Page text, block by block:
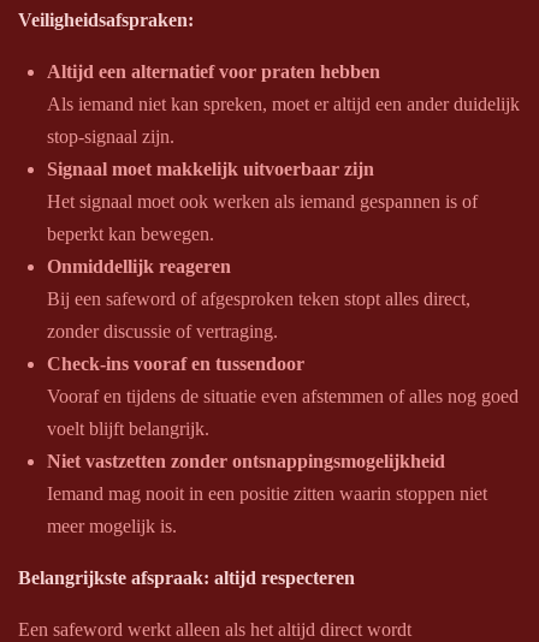
Veiligheidsafspraken:
Altijd een alternatief voor praten hebben
Als iemand niet kan spreken, moet er altijd een ander duidelijk
stop-signaal zijn.
Signaal moet makkelijk uitvoerbaar zijn
Het signaal moet ook werken als iemand gespannen is of
beperkt kan bewegen.
Onmiddellijk reageren
Bij een safeword of afgesproken teken stopt alles direct,
zonder discussie of vertraging.
Check-ins vooraf en tussendoor
Vooraf en tijdens de situatie even afstemmen of alles nog goed
voelt blijft belangrijk.
Niet vastzetten zonder ontsnappingsmogelijkheid
Iemand mag nooit in een positie zitten waarin stoppen niet
meer mogelijk is.
Belangrijkste afspraak: altijd respecteren
Een safeword werkt alleen als het altijd direct wordt